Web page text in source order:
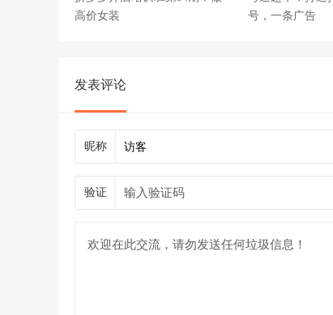
高价女装
号，一条广告
发表评论
昵称
验证